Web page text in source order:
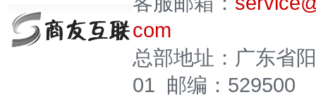
com
总部地址：广东省
01 邮编：529500